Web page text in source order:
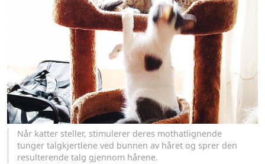
Når katter steller, stimulerer deres mothatlignende
tunger talgkjertlene ved bunnen av håret og sprer den
resulterende talg gjennom hårene.